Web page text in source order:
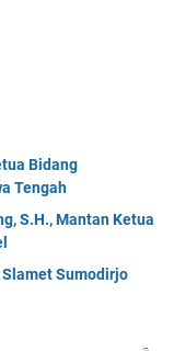
Bidang
Tengah
S.H., Mantan Ketua
Sumodirjo